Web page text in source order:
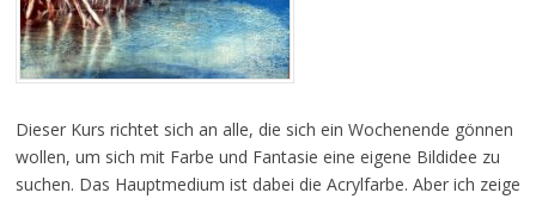
Dieser Kurs richtet sich an alle, die sich ein Wochenende gönnen
wollen, um sich mit Farbe und Fantasie eine eigene Bildidee zu
suchen. Das Hauptmedium ist dabei die Acrylfarbe. Aber ich zeige